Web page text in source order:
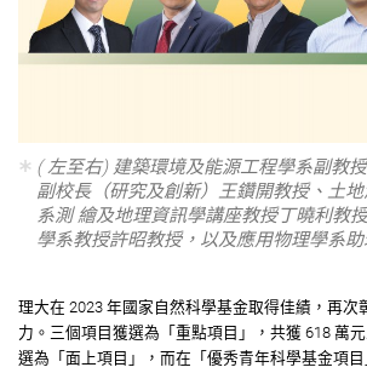
( 左至右) 建築環境及能源工程學系副教
副校長（研究及創新）王鑽開教授、土
系測 繪及地理資訊學講座教授丁曉利教
學系教授許昭教授，以及應用物理學系
理大在 2023 年國家自然科學基金取得佳績，再次
力。三個項目獲選為「重點項目」，共獲 618 萬
選為「面上項目」，而在「優秀⻘年科學基金項